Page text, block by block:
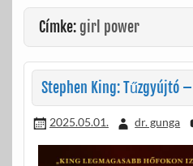
Címke: girl power
Stephen King: Tűzgyújtó
2025.05.01. dr. gunga